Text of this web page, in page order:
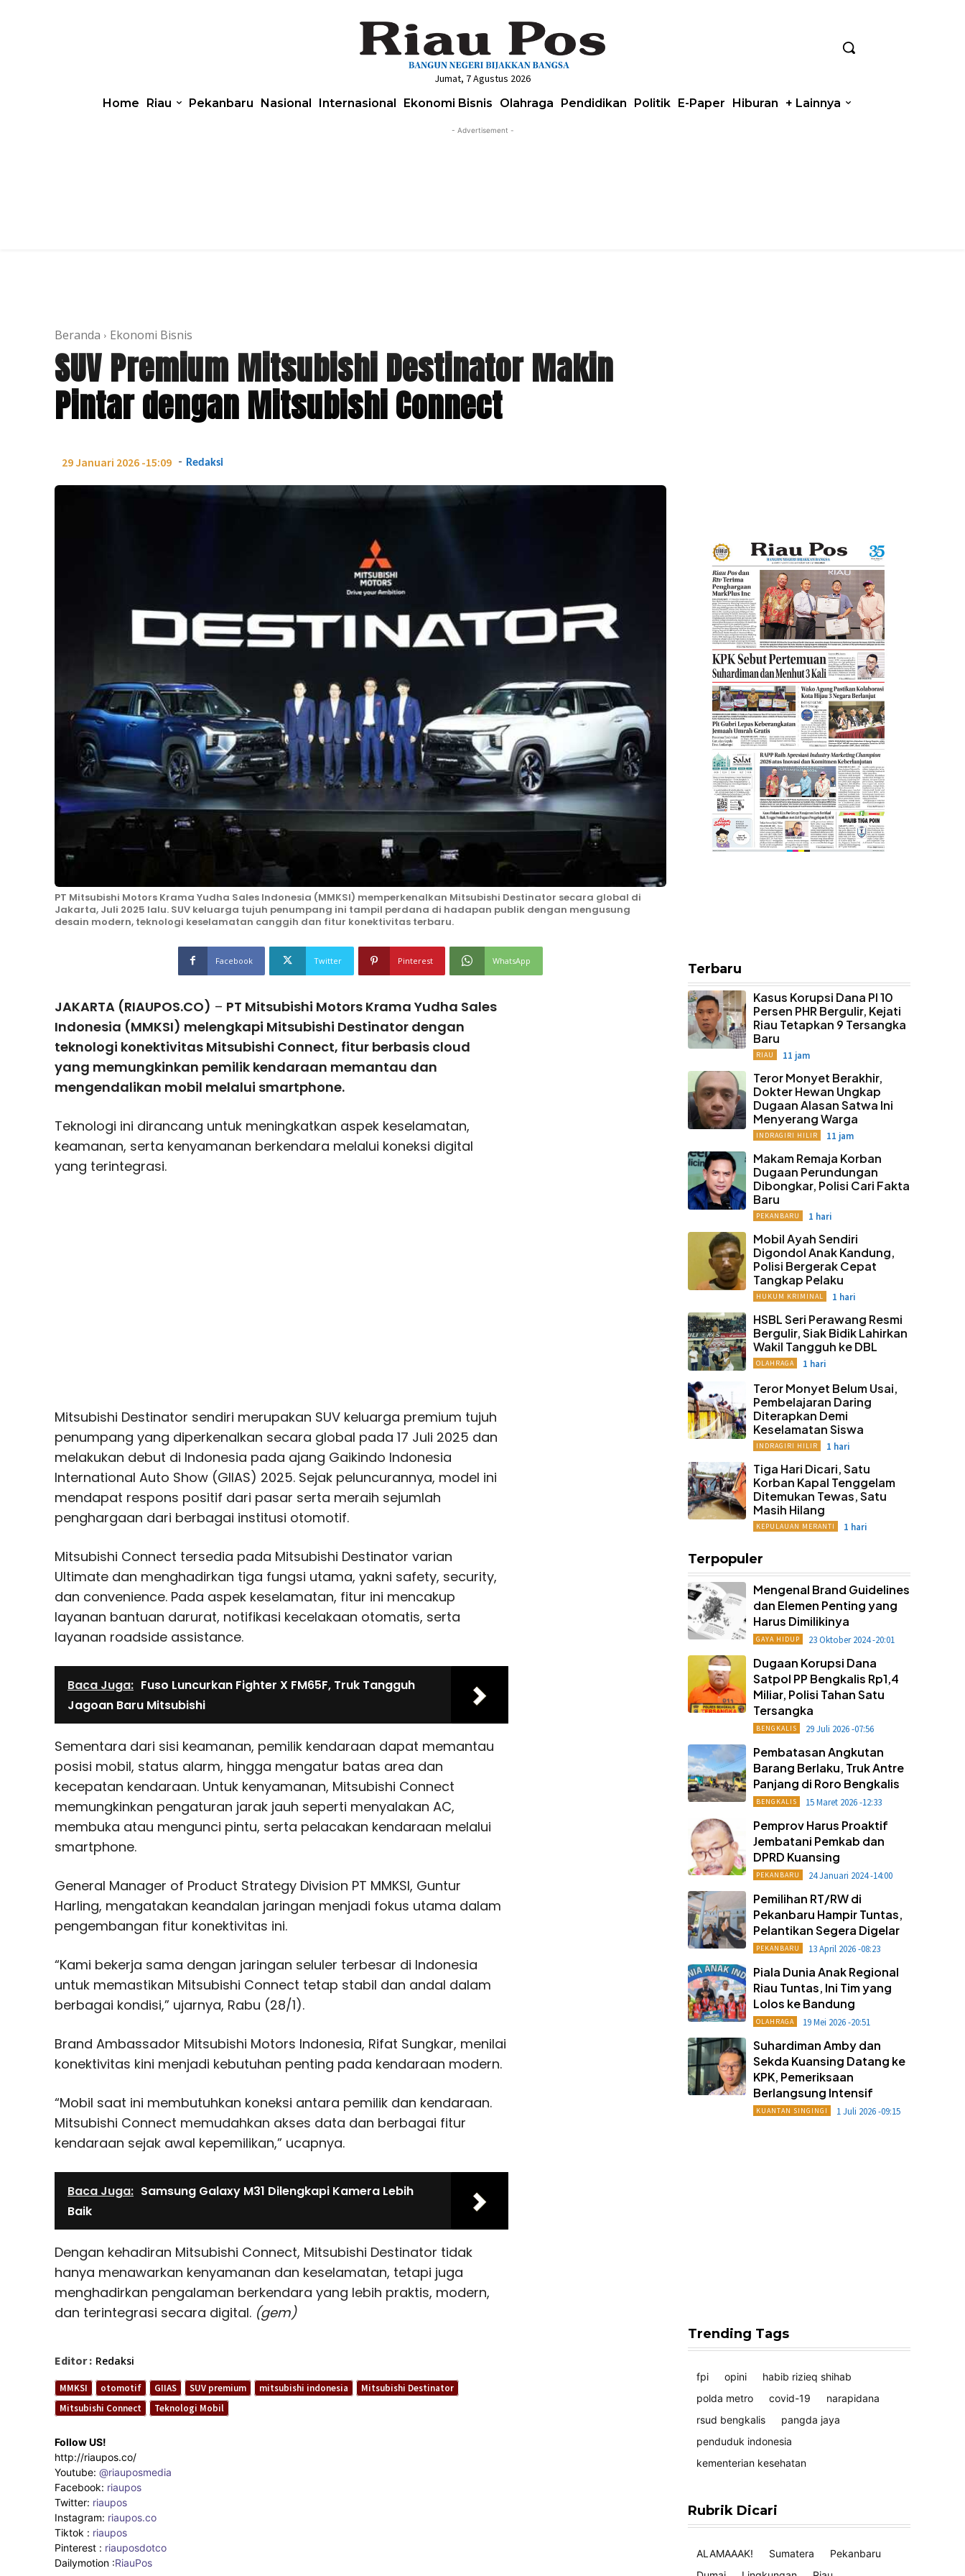
Jumat, 7 Agustus 2026
Home Riau Pekanbaru Nasional Internasional Ekonomi Bisnis Olahraga Pendidikan Politik E-Paper Hiburan + Lainnya
- Advertisement -
Beranda Ekonomi Bisnis
SUV Premium Mitsubishi Destinator Makin
Pintar dengan Mitsubishi Connect
29 Januari 2026 -15:09 - Redaksi
PT Mitsubishi Motors Krama Yudha Sales Indonesia (MMKSI) memperkenalkan Mitsubishi Destinator secara global di
Jakarta, Juli 2025 lalu. SUV keluarga tujuh penumpang ini tampil perdana di hadapan publik dengan mengusung
desain modern, teknologi keselamatan canggih dan fitur konektivitas terbaru.
Facebook Twitter Pinterest WhatsApp
JAKARTA (RIAUPOS.CO) – PT Mitsubishi Motors Krama Yudha Sales
Indonesia (MMKSI) melengkapi Mitsubishi Destinator dengan
teknologi konektivitas Mitsubishi Connect, fitur berbasis cloud
yang memungkinkan pemilik kendaraan memantau dan
mengendalikan mobil melalui smartphone.
Teknologi ini dirancang untuk meningkatkan aspek keselamatan,
keamanan, serta kenyamanan berkendara melalui koneksi digital
yang terintegrasi.
Mitsubishi Destinator sendiri merupakan SUV keluarga premium tujuh
penumpang yang diperkenalkan secara global pada 17 Juli 2025 dan
melakukan debut di Indonesia pada ajang Gaikindo Indonesia
International Auto Show (GIIAS) 2025. Sejak peluncurannya, model ini
mendapat respons positif dari pasar serta meraih sejumlah
penghargaan dari berbagai institusi otomotif.
Mitsubishi Connect tersedia pada Mitsubishi Destinator varian
Ultimate dan menghadirkan tiga fungsi utama, yakni safety, security,
dan convenience. Pada aspek keselamatan, fitur ini mencakup
layanan bantuan darurat, notifikasi kecelakaan otomatis, serta
layanan roadside assistance.
Baca Juga: Fuso Luncurkan Fighter X FM65F, Truk Tangguh
Jagoan Baru Mitsubishi
Sementara dari sisi keamanan, pemilik kendaraan dapat memantau
posisi mobil, status alarm, hingga mengatur batas area dan
kecepatan kendaraan. Untuk kenyamanan, Mitsubishi Connect
memungkinkan pengaturan jarak jauh seperti menyalakan AC,
membuka atau mengunci pintu, serta pelacakan kendaraan melalui
smartphone.
General Manager of Product Strategy Division PT MMKSI, Guntur
Harling, mengatakan keandalan jaringan menjadi fokus utama dalam
pengembangan fitur konektivitas ini.
“Kami bekerja sama dengan jaringan seluler terbesar di Indonesia
untuk memastikan Mitsubishi Connect tetap stabil dan andal dalam
berbagai kondisi,” ujarnya, Rabu (28/1).
Brand Ambassador Mitsubishi Motors Indonesia, Rifat Sungkar, menilai
konektivitas kini menjadi kebutuhan penting pada kendaraan modern.
“Mobil saat ini membutuhkan koneksi antara pemilik dan kendaraan.
Mitsubishi Connect memudahkan akses data dan berbagai fitur
kendaraan sejak awal kepemilikan,” ucapnya.
Baca Juga: Samsung Galaxy M31 Dilengkapi Kamera Lebih
Baik
Dengan kehadiran Mitsubishi Connect, Mitsubishi Destinator tidak
hanya menawarkan kenyamanan dan keselamatan, tetapi juga
menghadirkan pengalaman berkendara yang lebih praktis, modern,
dan terintegrasi secara digital. (gem)
Editor : Redaksi
MMKSI otomotif GIIAS SUV premium mitsubishi indonesia
Mitsubishi Destinator
Mitsubishi Connect
Teknologi Mobil
Follow US!
http://riaupos.co/
Youtube: @riauposmedia
Facebook: riaupos
Twitter: riaupos
Instagram: riaupos.co
Tiktok : riaupos
Pinterest : riauposdotco
Dailymotion :RiauPos
Terbaru
Kasus Korupsi Dana PI 10
Persen PHR Bergulir, Kejati
Riau Tetapkan 9 Tersangka
Baru
RIAU 11 jam
Teror Monyet Berakhir,
Dokter Hewan Ungkap
Dugaan Alasan Satwa Ini
Menyerang Warga
INDRAGIRI HILIR 11 jam
Makam Remaja Korban
Dugaan Perundungan
Dibongkar, Polisi Cari Fakta
Baru
PEKANBARU 1 hari
Mobil Ayah Sendiri
Digondol Anak Kandung,
Polisi Bergerak Cepat
Tangkap Pelaku
HUKUM KRIMINAL 1 hari
HSBL Seri Perawang Resmi
Bergulir, Siak Bidik Lahirkan
Wakil Tangguh ke DBL
OLAHRAGA 1 hari
Teror Monyet Belum Usai,
Pembelajaran Daring
Diterapkan Demi
Keselamatan Siswa
INDRAGIRI HILIR 1 hari
Tiga Hari Dicari, Satu
Korban Kapal Tenggelam
Ditemukan Tewas, Satu
Masih Hilang
KEPULAUAN MERANTI 1 hari
Terpopuler
Mengenal Brand Guidelines
dan Elemen Penting yang
Harus Dimilikinya
GAYA HIDUP 23 Oktober 2024 -20:01
Dugaan Korupsi Dana
Satpol PP Bengkalis Rp1,4
Miliar, Polisi Tahan Satu
Tersangka
BENGKALIS 29 Juli 2026 -07:56
Pembatasan Angkutan
Barang Berlaku, Truk Antre
Panjang di Roro Bengkalis
BENGKALIS 15 Maret 2026 -12:33
Pemprov Harus Proaktif
Jembatani Pemkab dan
DPRD Kuansing
PEKANBARU 24 Januari 2024 -14:00
Pemilihan RT/RW di
Pekanbaru Hampir Tuntas,
Pelantikan Segera Digelar
PEKANBARU 13 April 2026 -08:23
Piala Dunia Anak Regional
Riau Tuntas, Ini Tim yang
Lolos ke Bandung
OLAHRAGA 19 Mei 2026 -20:51
Suhardiman Amby dan
Sekda Kuansing Datang ke
KPK, Pemeriksaan
Berlangsung Intensif
KUANTAN SINGINGI 1 Juli 2026 -09:15
Trending Tags
fpi opini
habib rizieq shihab
polda metro
covid-19
narapidana
rsud bengkalis
pangda jaya
penduduk indonesia
kementerian kesehatan
Rubrik Dicari
ALAMAAAK! Sumatera
Pekanbaru